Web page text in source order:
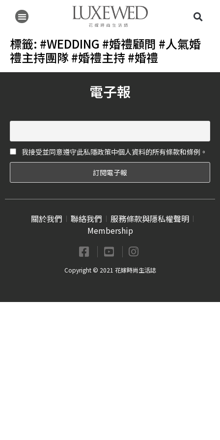
標籤: #WEDDING #婚禮顧問 #人氣婚
禮主持團隊 #婚禮主持 #婚禮
電子報
我接受並同意遵守此私隱政策中個人資料的所有條款和條例。
關於我們 聯絡我們
服務條款與隱私權聲明
Membership
Copyright © 2021 花嫁時尚生活誌